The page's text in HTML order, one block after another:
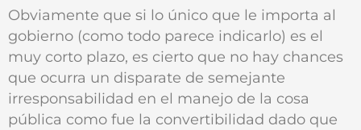
Obviamente que si lo único que le importa al
gobierno (como todo parece indicarlo) es el
muy corto plazo, es cierto que no hay chances
que ocurra un disparate de semejante
irresponsabilidad en el manejo de la cosa
pública como fue la convertibilidad dado que